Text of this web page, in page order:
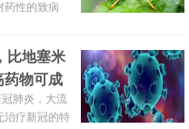
药性的致病
比地塞米
物可成
肺炎，大流
治疗新冠的特